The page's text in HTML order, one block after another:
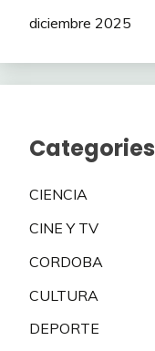
diciembre 2025
Categories
CIENCIA
CINE Y TV
CORDOBA
CULTURA
DEPORTE